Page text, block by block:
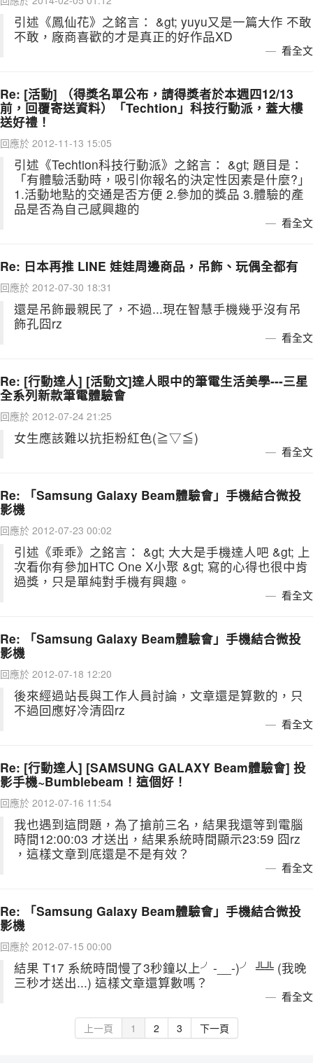
引述《鳳仙花》之銘言： &gt; yuyu又是一篇大作 不敢
不敢，廠商喜歡的才是真正的好作品XD
看全文
Re: [活動] （得獎名單公布，請得獎者於本週四12/13
前，回覆寄送資料）「Techtion」科技行動派，蓋大樓
送好禮！
回應於 2012-11-13 15:05
引述《Techtion科技行動派》之銘言： &gt; 題目是：
「有體驗活動時，吸引你報名的決定性因素是什麼?」
1.活動地點的交通是否方便 2.參加的獎品 3.體驗的產
品是否為自己感興趣的
看全文
Re: 日本再推 LINE 娃娃周邊商品，吊飾、玩偶全都有
回應於 2012-07-30 18:31
還是吊飾最親民了，不過...現在智慧手機幾乎沒有吊
飾孔囧rz
看全文
Re: [行動達人] [活動文]達人眼中的筆電生活美學---三星
全系列新款筆電體驗會
回應於 2012-07-24 21:25
女生應該難以抗拒粉紅色(≧▽≦)
看全文
Re: 「Samsung Galaxy Beam體驗會」手機結合微投
影機
回應於 2012-07-23 00:02
引述《乖乖》之銘言： &gt; 大大是手機達人吧 &gt; 上
次看你有參加HTC One X小聚 &gt; 寫的心得也很中肯
過獎，只是單純對手機有興趣。
看全文
Re: 「Samsung Galaxy Beam體驗會」手機結合微投
影機
回應於 2012-07-18 12:20
後來經過站長與工作人員討論，文章還是算數的，只
不過回應好冷清囧rz
看全文
Re: [行動達人] [SAMSUNG GALAXY Beam體驗會] 投
影手機~Bumblebeam！這個好！
回應於 2012-07-16 11:54
我也遇到這問題，為了搶前三名，結果我還等到電腦
時間12:00:03 才送出，結果系統時間顯示23:59 囧rz
，這樣文章到底還是不是有效？
看全文
Re: 「Samsung Galaxy Beam體驗會」手機結合微投
影機
回應於 2012-07-15 00:00
結果 T17 系統時間慢了3秒鐘以上╯-__-)╯ ╩╩ (我晚
三秒才送出...) 這樣文章還算數嗎？
看全文
上一頁 1 2 3 下一頁